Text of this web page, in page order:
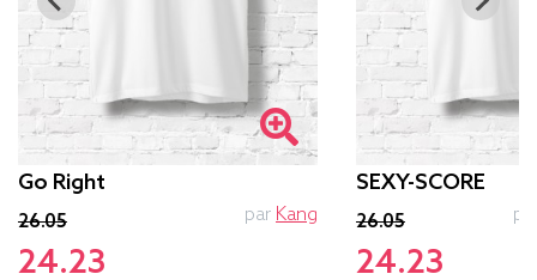
Go Right
26.05
24.23
par Kang
SEXY-SCORE
26.05
24.23